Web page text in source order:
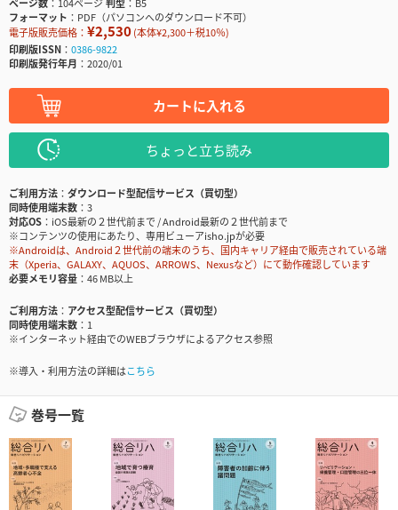
フォーマット
PDF（パソコンへのダウンロード不可）
電子版販売価格： ¥2,530(本体¥2,300＋税10％)
印刷版ISSN
0386-9822
印刷版発行年月
2020/01
カートに入れる
ちょっと立ち読み
ご利用方法
ダウンロード型配信サービス（買切型）
同時使用端末数
3
対応OS
iOS最新の２世代前まで / Android最新の２世代前まで
※コンテンツの使用にあたり、専用ビューアisho.jpが必要
※Androidは、Android２世代前の端末のうち、国内キャリア経由で販売されている端
末（Xperia、GALAXY、AQUOS、ARROWS、Nexusなど）にて動作確認しています
必要メモリ容量
46 MB以上
ご利用方法
アクセス型配信サービス（買切型）
同時使用端末数
1
※インターネット経由でのWEBブラウザによるアクセス参照
※導入・利用方法の詳細はこちら
巻号一覧